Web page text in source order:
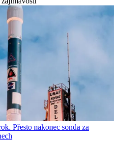
Přesto nakonec sonda za